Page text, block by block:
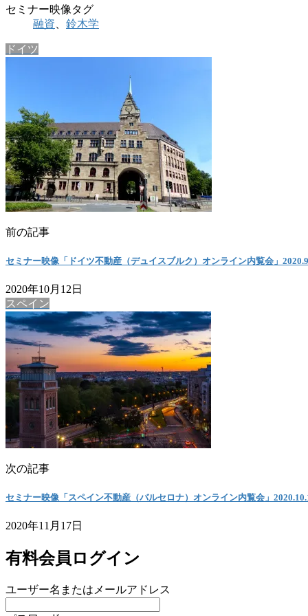
セミナー映像タグ
融資
鈴木学
ドイツ
前の記事
セミナー映像「ドイツ不動産（デュイスブルク）オンライン内覧会」
2020年10月12日
スペイン
次の記事
セミナー映像「スペイン不動産（バルセロナ）オンライン内覧会」
2020年11月17日
有料会員ログイン
ユーザー名またはメールアドレス